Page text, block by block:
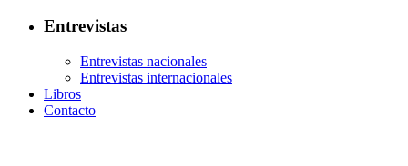
Entrevistas
Entrevistas nacionales
Entrevistas internacionales
Libros
Contacto